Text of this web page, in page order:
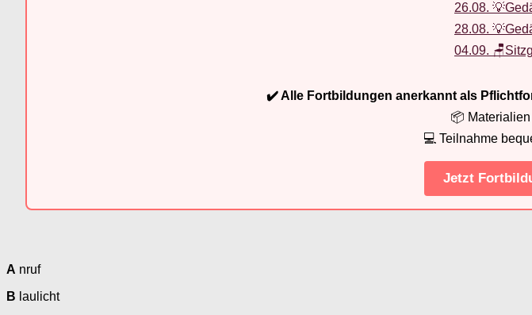
26.08.
28.08.
04.09.
✔️ Alle Fortbildungen anerkannt als
📦
💻 Teilnahme
Jetzt
A nruf
B laulicht